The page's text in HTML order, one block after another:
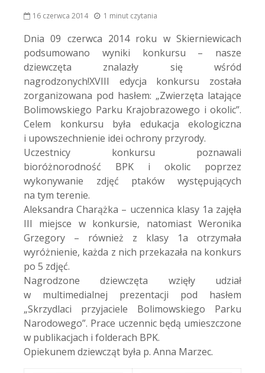
16 czerwca 2014 1 minut czytania
Dnia 09 czerwca 2014 roku w Skierniewicach
podsumowano wyniki konkursu – nasze
dziewczęta znalazły się wśród
nagrodzonych!XVIII edycja konkursu została
zorganizowana pod hasłem: „Zwierzęta latające
Bolimowskiego Parku Krajobrazowego i okolic”.
Celem konkursu była edukacja ekologiczna
i upowszechnienie idei ochrony przyrody.
Uczestnicy konkursu poznawali
bioróżnorodność BPK i okolic poprzez
wykonywanie zdjęć ptaków występujących
na tym terenie.
Aleksandra Charążka – uczennica klasy 1a zajęła
III miejsce w konkursie, natomiast Weronika
Grzegory – również z klasy 1a otrzymała
wyróżnienie, każda z nich przekazała na konkurs
po 5 zdjęć.
Nagrodzone dziewczęta wzięły udział
w multimedialnej prezentacji pod hasłem
„Skrzydlaci przyjaciele Bolimowskiego Parku
Narodowego”. Prace uczennic będą umieszczone
w publikacjach i folderach BPK.
Opiekunem dziewcząt była p. Anna Marzec.